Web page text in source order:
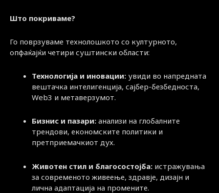
Што покриваме?
Го поврзуваме технолошкото со културното,
опфаќајќи четири суштински области:
Технологија и иновации: увиди во напредната
вештачка интелигенција, сајбер-безбедноста,
Web3 и метаверзумот.
Бизнис и пазари: анализи на глобалните
трендови, економските политики и
претприемачкиот дух.
Животен стил и благосостојба: истражувања
за современото живеење, здравје, дизајн и
лична адаптација на промените.